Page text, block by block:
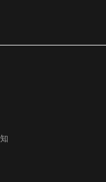
。過酷な作業を処
具、機器、または
を強化す
ップ
Facebook
on Instagram
Thule on